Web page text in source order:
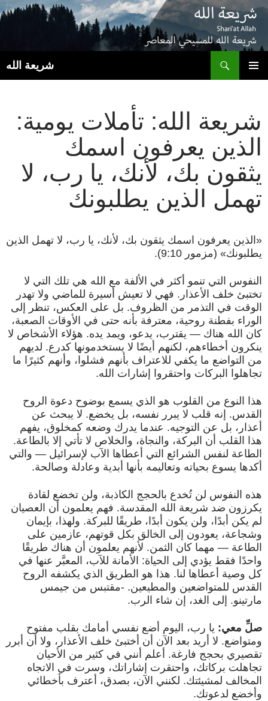
شريعة الله
شريعة الله: تأملات يومية:
الذين يعرفون اسمك
يثقون بك، لأنك، يا رب، لا
تهمل الذين يطلبونك
«الذين يعرفون اسمك يثقون بك، لأنك، يا رب، لا تهمل الذين
يطلبونك» (مزمور 9:10).
النفوس التي تنمو أكثر في الألفة مع الله هي تلك التي لا
تختبئ خلف الأعذار. فهي لا تعيش أسيرة للماضي ولا تهدر
الوقت في التذمر من الظروف. بل على العكس، تنظر إلى
الوراء بفطنة روحية، معترفة بأنه حتى في الأوقات الصعبة،
كان الله هناك — يقترب، يدعو، ويمد يده. هؤلاء الأشخاص لا
ينكرون أخطاءهم، لكنهم أيضًا لا يستخدمونها كدرع. لديهم
من التواضع ما يكفي للاعتراف بأنهم فشلوا، وأنهم كثيرًا ما
تجاهلوا البركات واحتقروا إشارات الله.
هذا النوع من القلوب هو الذي يسمع بوضوح دعوة الروح
القدس. إنه قلب لا يبرر نفسه، بل يخضع. لا يبحث عن
أعذار، بل عن التوجيه. عندما يدرك وضعه كمخلوق، يفهم
هذا القلب أن البركة، والنجاة، والخلاص لا تأتي إلا بالطاعة.
الطاعة لنفس الشرائع التي أعطاها الآب لإسرائيل — والتي
أكدها يسوع بحياته وتعاليمه بأنها أبدية وعادلة وصالحة.
هذه النفوس لن تُخدع بالحجج الكاذبة، ولن تخضع لقادة
يكرزون ضد شريعة الله المقدسة. فهم يعلمون أن العصيان
لم يكن أبدًا، ولن يكون أبدًا، طريقًا للبركة. ولهذا، بإيمان
وشجاعة، يعودون إلى الخالق بكل قوتهم، عازمين على
الطاعة — مهما كان الثمن. لأنهم يعلمون أن هناك طريقًا
واحدًا فقط يؤدي إلى الحياة: الأمانة للآب، المعبَّر عنها في
كل وصية أعطاها لنا. هذا هو الطريق الذي يكشفه الروح
القدس للمتواضعين والمطيعين. -مقتبس من جيمس
مارتينو. إلى الغد، إن شاء الرب.
صلِّ معي: يا رب، اليوم أضع نفسي أمامك بقلب مفتوح
ومتواضع. لا أريد بعد الآن أن أختبئ خلف الأعذار، ولا أن أبرر
تقصيري بحجج فارغة. أعلم أنني في كثير من الأحيان
تجاهلت بركاتك، واحتقرت إشاراتك، وسرت في الاتجاه
المخالف لمشيئتك. لكنني الآن، بصدق، أعترف بأخطائي
وأخضع لدعوتك.